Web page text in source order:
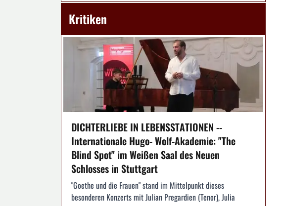
Kritiken
DICHTERLIEBE IN LEBENSSTATIONEN --
Internationale Hugo- Wolf-Akademie: "The
Blind Spot" im Weißen Saal des Neuen
Schlosses in Stuttgart
"Goethe und die Frauen" stand im Mittelpunkt dieses
besonderen Konzerts mit Julian Pregardien (Tenor), Julia